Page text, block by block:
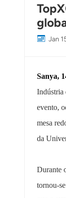
Jan
Sanya,
Indústria
evento,
mesa
da
Durante
tornou-